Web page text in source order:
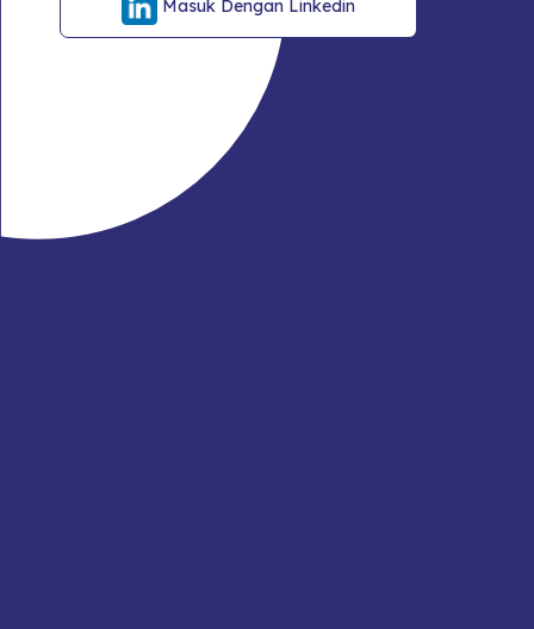
Masuk Dengan Linkedin